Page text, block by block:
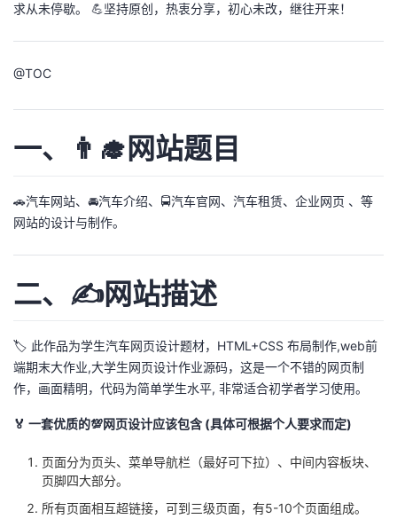
子
直
的
我
开
者
我
程
认
的
我
的
我
支
的
支
我
声
求从未停歇。 💪坚持原创，热衷分享，初心未改，继往开来！
@TOC
一、👨‍🎓网站题目
🚗汽车网站、🚘汽车介绍、🚍汽车官网、汽车租赁、企业网页 、等
网站的设计与制作。
二、✍️网站描述
🏷️ 此作品为学生汽车网页设计题材，HTML+CSS 布局制作,web前
端期末大作业,大学生网页设计作业源码，这是一个不错的网页制
作，画面精明，代码为简单学生水平, 非常适合初学者学习使用。
🏅 一套优质的💯网页设计应该包含 (具体可根据个人要求而定)
页面分为页头、菜单导航栏（最好可下拉）、中间内容板块、
页脚四大部分。
所有页面相互超链接，可到三级页面，有5-10个页面组成。